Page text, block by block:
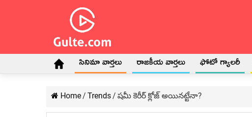
సినిమా వార్తలు రాజకీయ వార్తలు ఫోటో గ్యాలరీ
Home/ Trends/ షమీ కెరీర్ క్లోజ్ అయినట్టేనా?